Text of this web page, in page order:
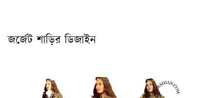
জর্জেট শাড়ির ডিজাইন